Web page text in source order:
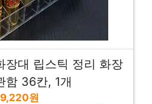
장대 립스틱 정리 화장
함 36칸, 1개
9,220원